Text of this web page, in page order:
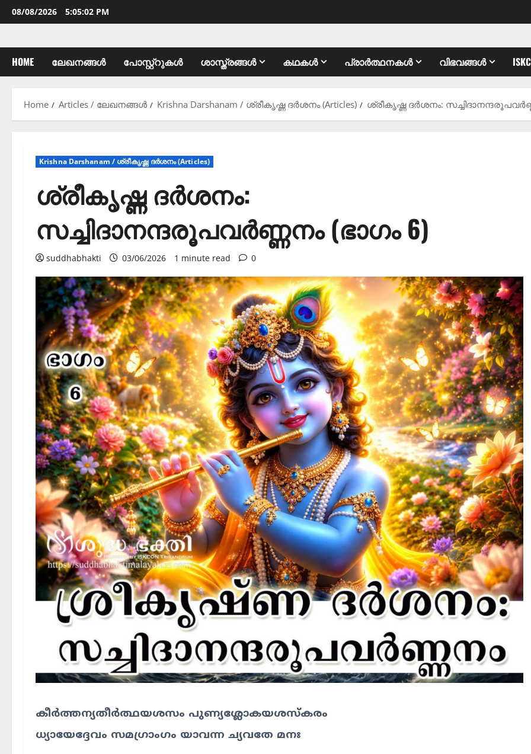
08/08/2026 5:05:04 PM
HOME ലേഖനങ്ങൾ പോസ്റ്റ്റുകൾ ശാസ്ത്രങ്ങൾ കഥകൾ പ്രാർത്ഥനകൾ വിഭവങ്ങൾ
Home Articles / ലേഖനങ്ങൾ Krishna Darshanam / ശ്രീകൃഷ്ണ ദർശനം (Articles) ശ്രീകൃഷ്ണ ദർശനം:
Krishna Darshanam / ശ്രീകൃഷ്ണ ദർശനം (Articles)
ശ്രീകൃഷ്ണ ദർശനം:
സച്ചിദാനന്ദരൂപവർണ്ണനം (ഭാഗം 6)
suddhabhakti 03/06/2026 1 minute read 0
കീർത്തന്യതീർത്ഥയശസം പുണ്യശ്ലോകയശസ്‌കരം
ധ്യായേദ്ദേവം സമഗ്രാംഗം യാവന്ന ച്യവതേ മനഃ